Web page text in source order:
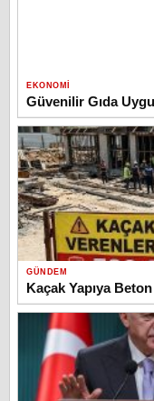
EKONOMI
Güvenilir Gıda
GÜNDEM
Kaçak Yapıya